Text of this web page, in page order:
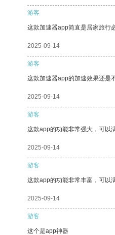
游客
这款加速器app简直是居家旅行
2025-09-14
游客
这款加速器app的加速效果还是
2025-09-14
游客
这款app的功能非常强大，可以
2025-09-14
游客
这款app的功能非常丰富，可以
2025-09-14
游客
这个是app神器